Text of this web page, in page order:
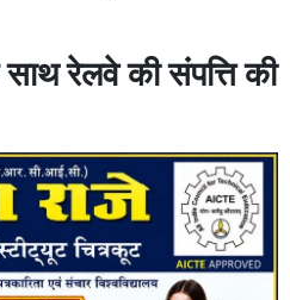
रेलवे की संपत्ति की